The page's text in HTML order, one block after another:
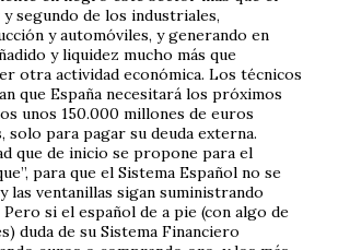
segundo de los industriales,
y automóviles, y generando en
y liquidez mucho más que
otra actividad económica. Los técnicos
que España necesitará los próximos
unos 150.000 millones de euros
solo para pagar su deuda externa.
que de inicio se propone para el
para que el Sistema Español no se
las ventanillas sigan suministrando
si el español de a pie (con algo de
duda de su Sistema Financiero